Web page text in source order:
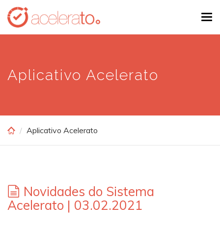
Skip
main
Aplicativo Acelerato
Aplicativo Acelerato
Novidades do Sistema
Acelerato | 03.02.2021